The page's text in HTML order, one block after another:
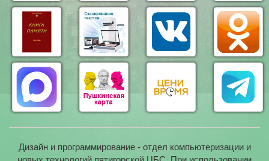
Дизайн и программирование - отдел компьютеризации и